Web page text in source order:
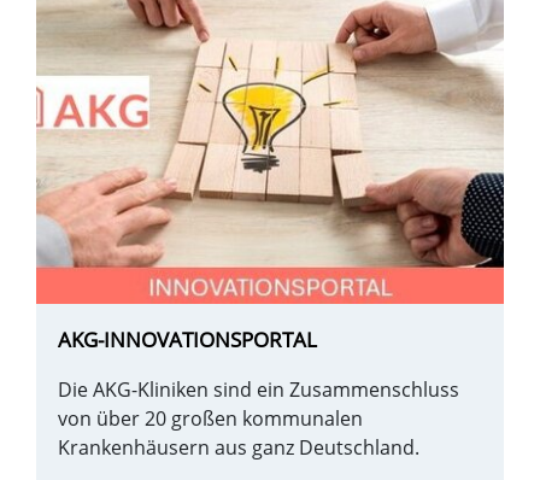
AKG-INNOVATIONSPORTAL
Die AKG-Kliniken sind ein Zusammenschluss
von über 20 großen kommunalen
Krankenhäusern aus ganz Deutschland.